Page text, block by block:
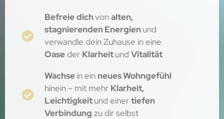
Befreiedichvonalten,
stagnierenden Energienund
verwandle dein Zuhause in eine
Oaseder KlarheitundVitalität
Wachsein ein neues Wohngefühl
hinein – mit mehr Klarheit,
Leichtigkeitund einertiefen
Verbindung zu dir selbst